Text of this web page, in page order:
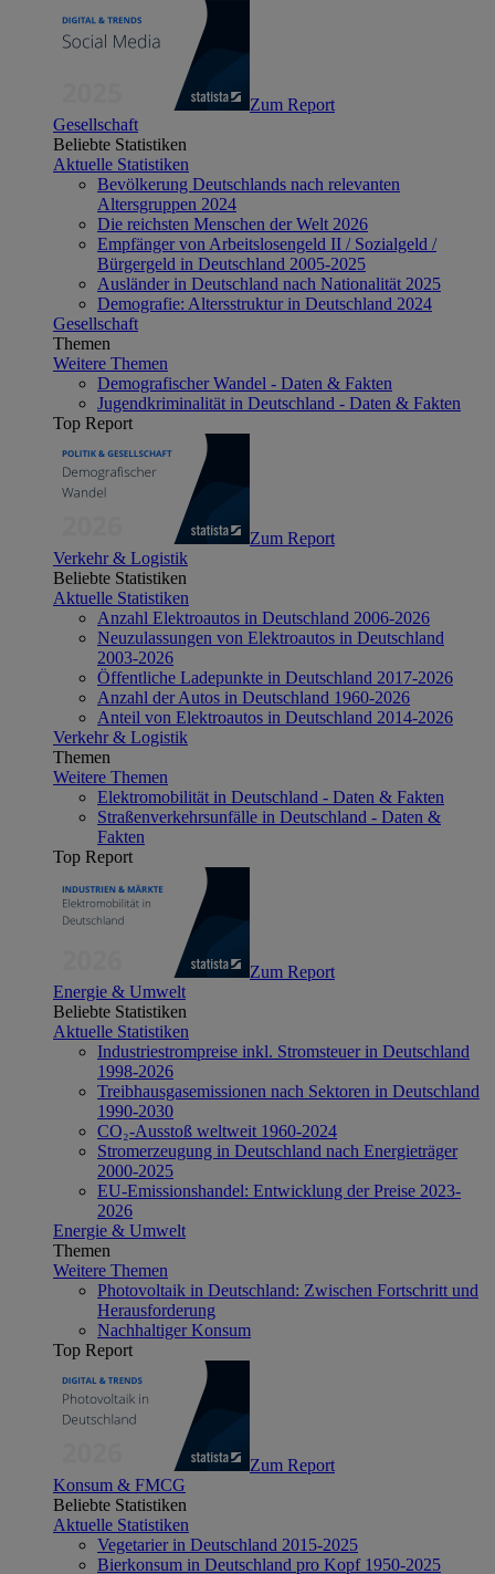
Zum Report
Gesellschaft
Beliebte Statistiken
Aktuelle Statistiken
Bevölkerung Deutschlands nach relevanten
Altersgruppen 2024
Die reichsten Menschen der Welt 2026
Empfänger von Arbeitslosengeld II / Sozialgeld /
Bürgergeld in Deutschland 2005-2025
Ausländer in Deutschland nach Nationalität 2025
Demografie: Altersstruktur in Deutschland 2024
Gesellschaft
Themen
Weitere Themen
Demografischer Wandel - Daten & Fakten
Jugendkriminalität in Deutschland - Daten & Fakten
Top Report
Zum Report
Verkehr & Logistik
Beliebte Statistiken
Aktuelle Statistiken
Anzahl Elektroautos in Deutschland 2006-2026
Neuzulassungen von Elektroautos in Deutschland
2003-2026
Öffentliche Ladepunkte in Deutschland 2017-2026
Anzahl der Autos in Deutschland 1960-2026
Anteil von Elektroautos in Deutschland 2014-2026
Verkehr & Logistik
Themen
Weitere Themen
Elektromobilität in Deutschland - Daten & Fakten
Straßenverkehrsunfälle in Deutschland - Daten &
Fakten
Top Report
Zum Report
Energie & Umwelt
Beliebte Statistiken
Aktuelle Statistiken
Industriestrompreise inkl. Stromsteuer in Deutschland
1998-2026
Treibhausgasemissionen nach Sektoren in Deutschland
1990-2030
CO₂-Ausstoß weltweit 1960-2024
Stromerzeugung in Deutschland nach Energieträger
2000-2025
EU-Emissionshandel: Entwicklung der Preise 2023-
2026
Energie & Umwelt
Themen
Weitere Themen
Photovoltaik in Deutschland: Zwischen Fortschritt und
Herausforderung
Nachhaltiger Konsum
Top Report
Zum Report
Konsum & FMCG
Beliebte Statistiken
Aktuelle Statistiken
Vegetarier in Deutschland 2015-2025
Bierkonsum in Deutschland pro Kopf 1950-2025